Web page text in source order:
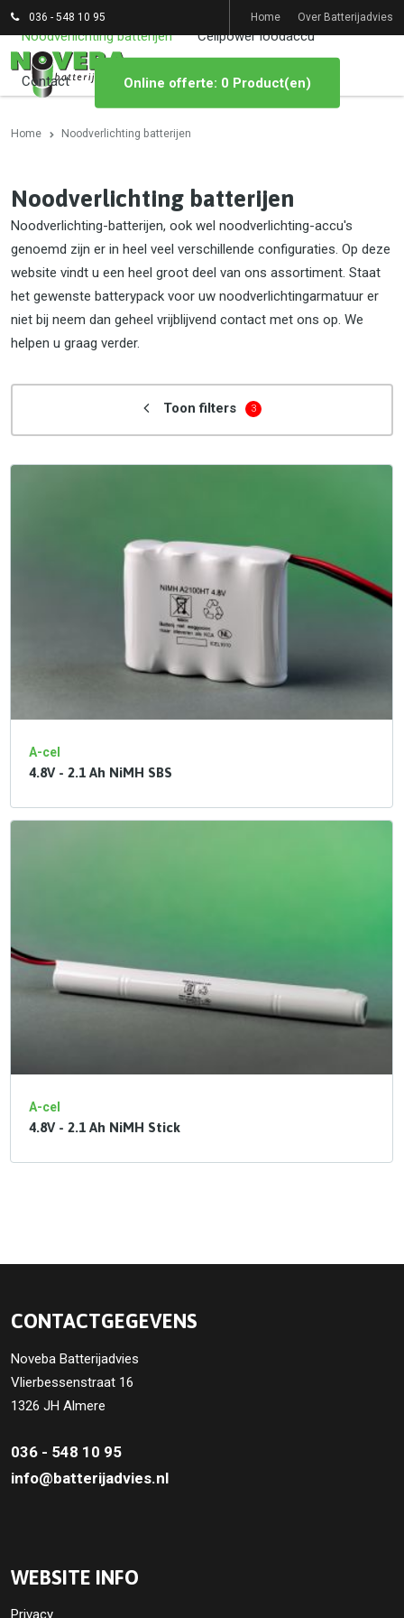
036 - 548 10 95 Home Over Batterijadvies
Noodverlichting batterijen Cellpower loodaccu
Contact Online offerte: 0 Product(en)
Home Noodverlichting batterijen
Noodverlichting batterijen
Noodverlichting-batterijen, ook wel noodverlichting-accu's
genoemd zijn er in heel veel verschillende configuraties. Op deze
website vindt u een heel groot deel van ons assortiment. Staat
het gewenste batterypack voor uw noodverlichtingarmatuur er
niet bij neem dan geheel vrijblijvend contact met ons op. We
helpen u graag verder.
Toon filters 3
A-cel
4.8V - 2.1 Ah NiMH SBS
A-cel
4.8V - 2.1 Ah NiMH Stick
CONTACTGEGEVENS
Noveba Batterijadvies
Vlierbessenstraat 16
1326 JH Almere
036 - 548 10 95
info@batterijadvies.nl
WEBSITE INFO
Privacy